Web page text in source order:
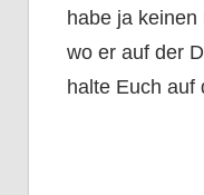
habe ja
wo er auf der
halte Euch auf